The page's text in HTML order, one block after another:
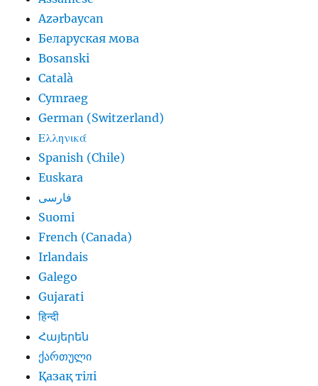
Azərbaycan
Беларуская мова
Bosanski
Català
Cymraeg
German (Switzerland)
Ελληνικά
Spanish (Chile)
Euskara
فارسی
Suomi
French (Canada)
Irlandais
Galego
Gujarati
हिन्दी
Հայերեն
ქართული
Қазақ тілі